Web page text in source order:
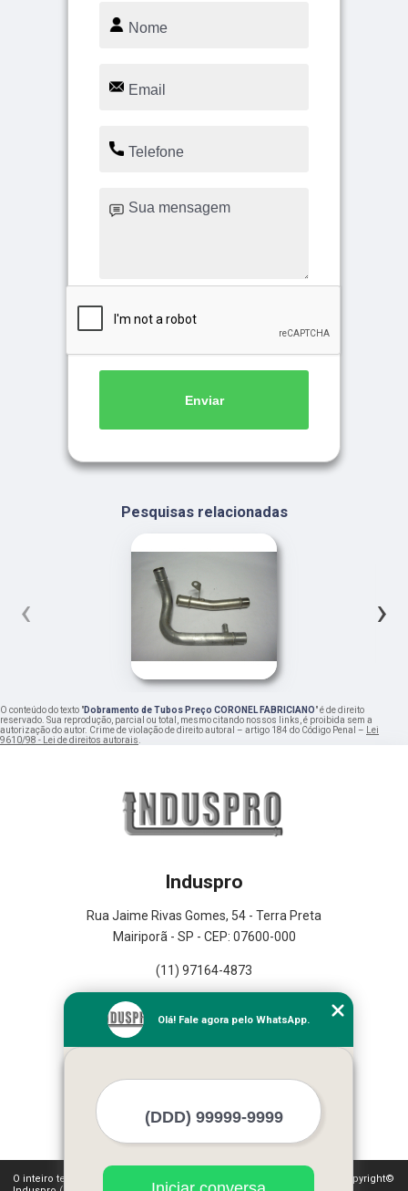
Enviar
Pesquisas relacionadas
‹ ›
O conteúdo do texto "Dobramento de Tubos Preço CORONEL FABRICIANO" é de direito
reservado. Sua reprodução, parcial ou total, mesmo citando nossos links, é proibida sem a
autorização do autor. Crime de violação de direito autoral – artigo 184 do Código Penal – Lei
9610/98 - Lei de direitos autorais.
Induspro
Rua Jaime Rivas Gomes, 54 - Terra Preta
Mairiporã - SP - CEP: 07600-000
(11) 97164-4873
Empresa
Missão
Mapa do site
Mais Serviços
O inteiro teor deste site está sujeito à proteção de direitos autorais. Copyright©
Olá! Fale agora pelo WhatsApp.